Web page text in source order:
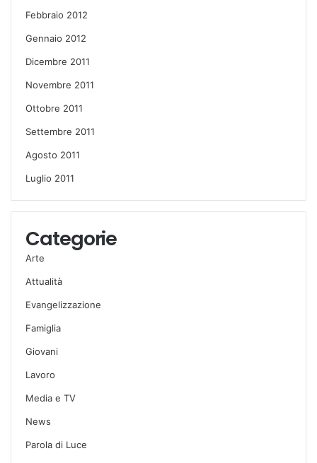
Febbraio 2012
Gennaio 2012
Dicembre 2011
Novembre 2011
Ottobre 2011
Settembre 2011
Agosto 2011
Luglio 2011
Categorie
Arte
Attualità
Evangelizzazione
Famiglia
Giovani
Lavoro
Media e TV
News
Parola di Luce